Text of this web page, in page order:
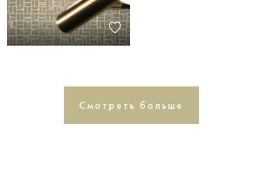
Смотреть больше